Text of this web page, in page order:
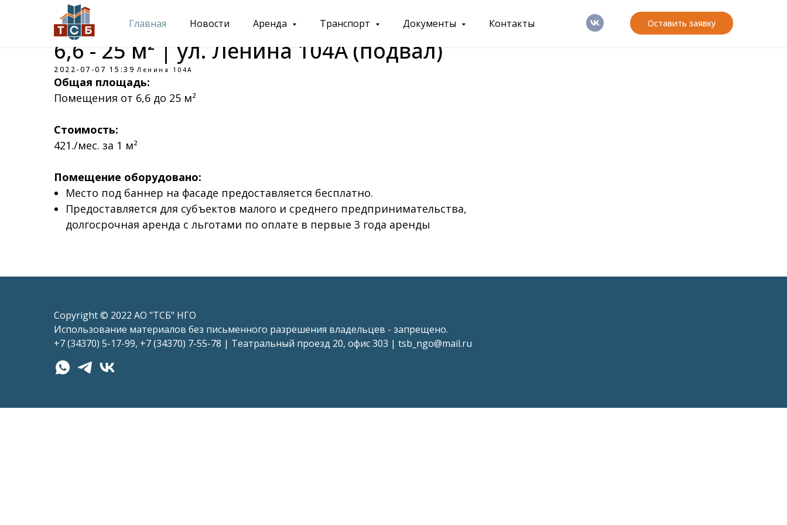
Главная Новости Аренда Транспорт Документы Контакты Оставить заявку
6,6 - 25 м² | ул. Ленина 104А (подвал)
2022-07-07 15:39 Ленина 104А
Общая площадь:
Помещения от 6,6 до 25 м²
Стоимость:
421./мес. за 1 м²
Помещение оборудовано:
Место под баннер на фасаде предоставляется бесплатно.
Предоставляется для субъектов малого и среднего предпринимательства,
долгосрочная аренда с льготами по оплате в первые 3 года аренды
Copyright © 2022 АО "ТСБ" НГО
Использование материалов без письменного разрешения владельцев - запрещено.
+7 (34370) 5-17-99, +7 (34370) 7-55-78 | Театральный проезд 20, офис 303 | tsb_ngo@mail.ru